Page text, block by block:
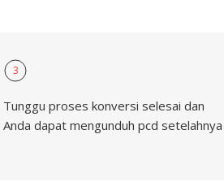
3
Tunggu proses konversi selesai dan
Anda dapat mengunduh pcd setelahnya